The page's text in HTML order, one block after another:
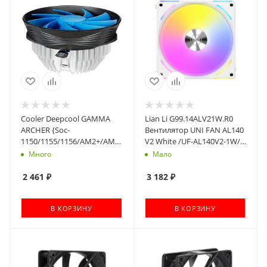
Cooler Deepcool GAMMA
ARCHER {Soc-
1150/1155/1156/AM2+/AM3+/FM1/FM2,
3pin, 21dB, Al, 95W, 301g,
Много
2 461 ₽
В КОРЗИНУ
Lian Li G99.14ALV21W.R0
Вентилятор UNI FAN AL140
V2 White /UF-AL140V2-1W/
140х140х28мм (PWM,
26.8dBa)
Мало
3 182₽
В КОРЗИНУ